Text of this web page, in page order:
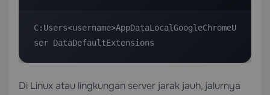
C:Users<username>AppDataLocalGoogleChromeU
ser DataDefaultExtensions
Di Linux atau lingkungan server jarak jauh, jalurnya